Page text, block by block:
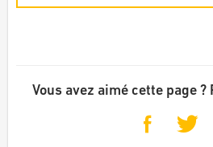
Vous avez aimé cette page ?